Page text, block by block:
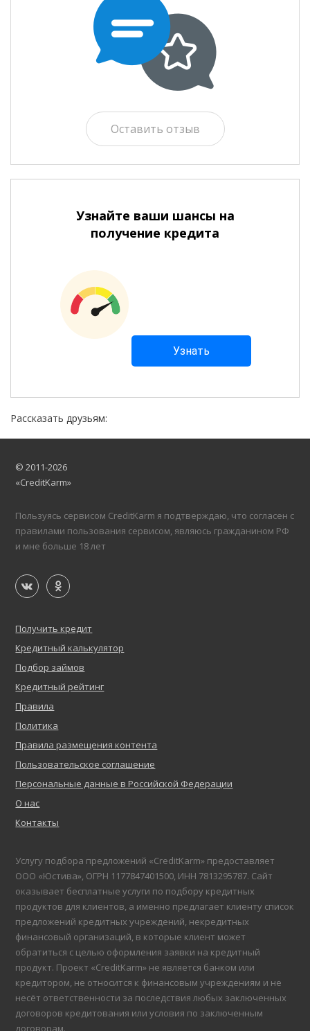
Оставить отзыв
Узнайте ваши шансы на
получение кредита
Рассказать друзьям:
© 2011-2026
«CreditKarm»
Пользуясь сервисом CreditKarm я подтверждаю, что согласен с
правилами пользования сервисом, являюсь гражданином РФ
и мне больше 18 лет
Получить кредит
Кредитный калькулятор
Подбор займов
Кредитный рейтинг
Правила
Политика
Правила размещения контента
Пользовательское соглашение
Персональные данные в Российской Федерации
О нас
Контакты
Услугу подбора предложений «CreditKarm» предоставляет
ООО «Юстива», ОГРН 1177847401500, ИНН 7813295787. Сайт
оказывает бесплатные услуги по подбору кредитных
продуктов для клиентов, а именно предлагает клиенту список
предложений кредитных учреждений, некредитных
финансовый организаций, в которые клиент может
обратиться с целью оформления заявки на кредитный
продукт. Проект «CreditKarm» не является банком или
кредитором, не относится к финансовым учреждениям и не
несёт ответственности за последствия любых заключенных
договоров кредитования или условия по заключенным
договорам.